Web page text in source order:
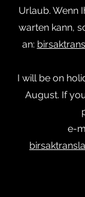
Urlaub. Wenn
warten kann,
an:
I will be on
August. If
e-